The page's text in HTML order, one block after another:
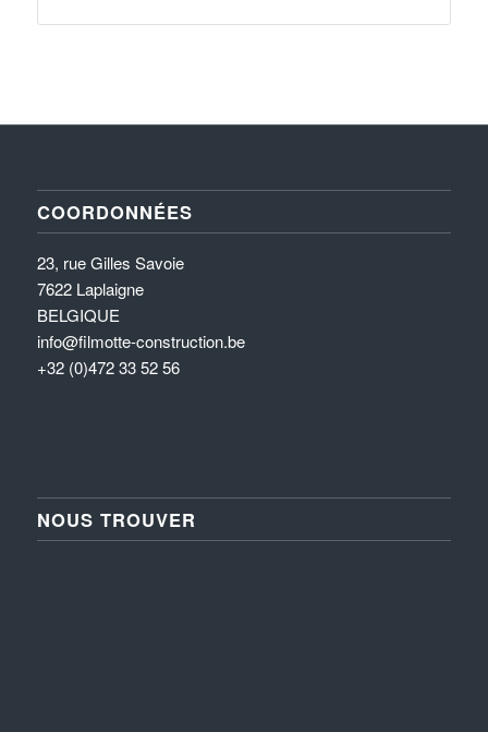
COORDONNÉES
23, rue Gilles Savoie
7622 Laplaigne
BELGIQUE
info@filmotte-construction.be
+32 (0)472 33 52 56
NOUS TROUVER